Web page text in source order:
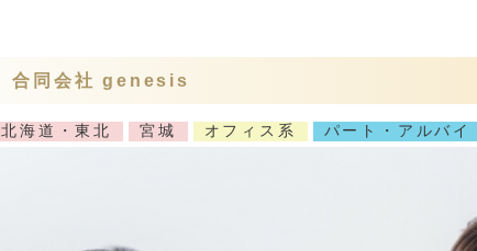
合同会社 genesis
北海道・東北 宮城 オフィス系 パート・アルバイ